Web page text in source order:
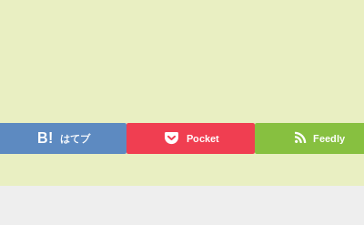
はてブ Pocket Feedly